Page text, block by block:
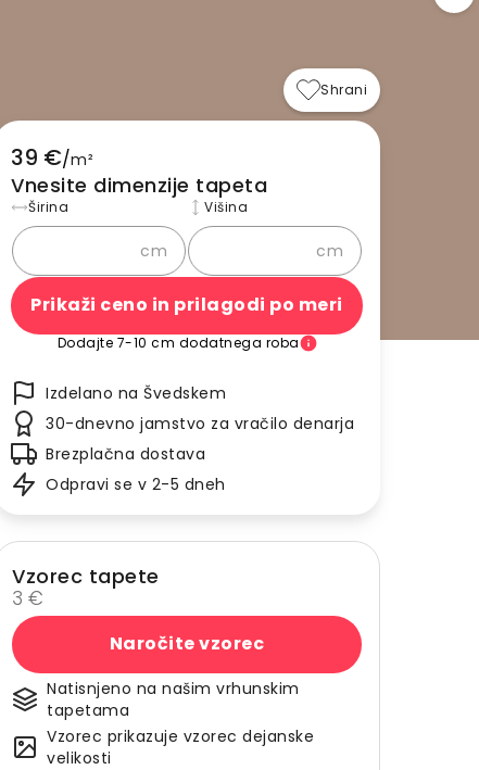
Shrani
39 €/m²
Vnesite dimenzije tapeta
Širina
cm
Višina
cm
Prikaži ceno in prilagodi po meri
Dodajte 7-10 cm dodatnega roba
Izdelano na Švedskem
30-dnevno jamstvo za vračilo denarja
Brezplačna dostava
Odpravi se v 2-5 dneh
Vzorec tapete
3 €
Naročite vzorec
Natisnjeno na našim vrhunskim
tapetama
Vzorec prikazuje vzorec dejanske
velikosti